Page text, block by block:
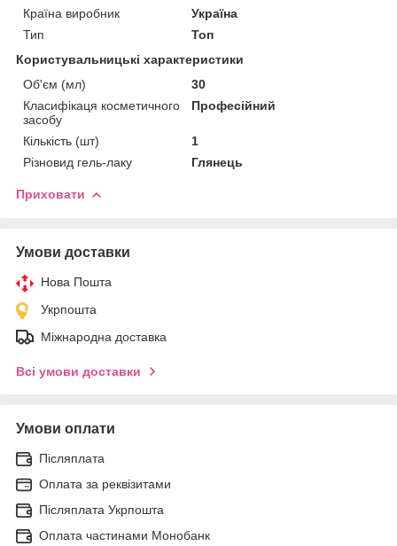
Країна виробник
Україна
Тип
Топ
Користувальницькі характеристики
Об'єм (мл)
30
Класифікаця косметичного
засобу
Професійний
Кількість (шт)
1
Різновид гель-лаку
Глянець
Приховати
Умови доставки
Нова Пошта
Укрпошта
Міжнародна доставка
Всі умови доставки
Умови оплати
Післяплата
Оплата за реквізитами
Післяплата Укрпошта
Оплата частинами Монобанк